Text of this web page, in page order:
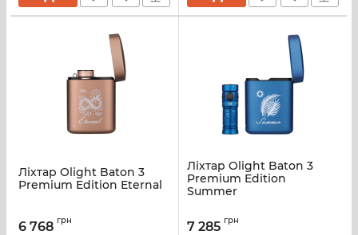
Ліхтар Olight Baton 3
Premium Edition Eternal
6 768 грн
Ліхтар Olight Baton 3
Premium Edition
Summer
7 285 грн